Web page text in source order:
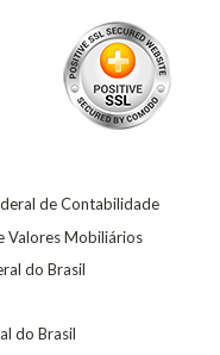
de Contabilidade
Valores Mobiliários
do Brasil
do Brasil